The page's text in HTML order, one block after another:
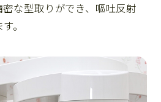
な型取りができ、嘔吐反射
。